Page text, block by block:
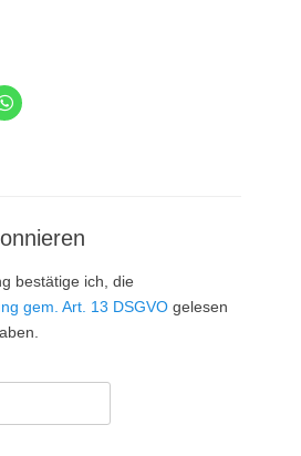
bestätige ich, die
gem. Art. 13 DSGVO gelesen